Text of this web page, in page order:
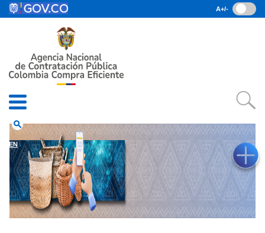
Pasar al contenido principal
• Consulta RUES
• Preguntas Frecuentes
search
EN
A+/-